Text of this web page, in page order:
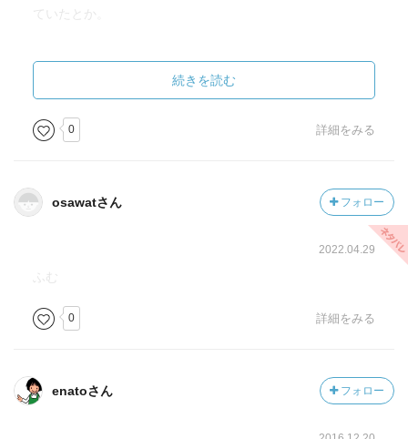
ていたとか。
指紋の研究に関して彼の功績が認められたのは死後かなり
たってからだが、
日本人は彼の医師としての功績にも感謝すべきだと思っ
た。
そのほかにも、
死刑を含めた刑罰の制度が見直され人道的になったもの
刑罰を初犯と累犯によって変えたことによって、
1911年にモナリザが盗まれたときに犯人の指紋が残ってい
なかったとか。
ナポレオンが盗まれた皇后の首飾りを取り戻した元犯罪者
続きを読む
0 詳細をみる
osawatさん フォロー
2022.04.29
0 詳細をみる
enatoさん フォロー